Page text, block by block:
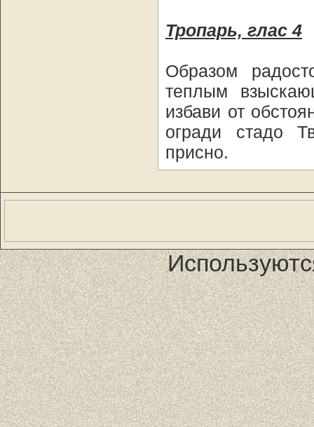
Тропарь, глас 4
Образом
теплым
избави от
огради стадо
присно.